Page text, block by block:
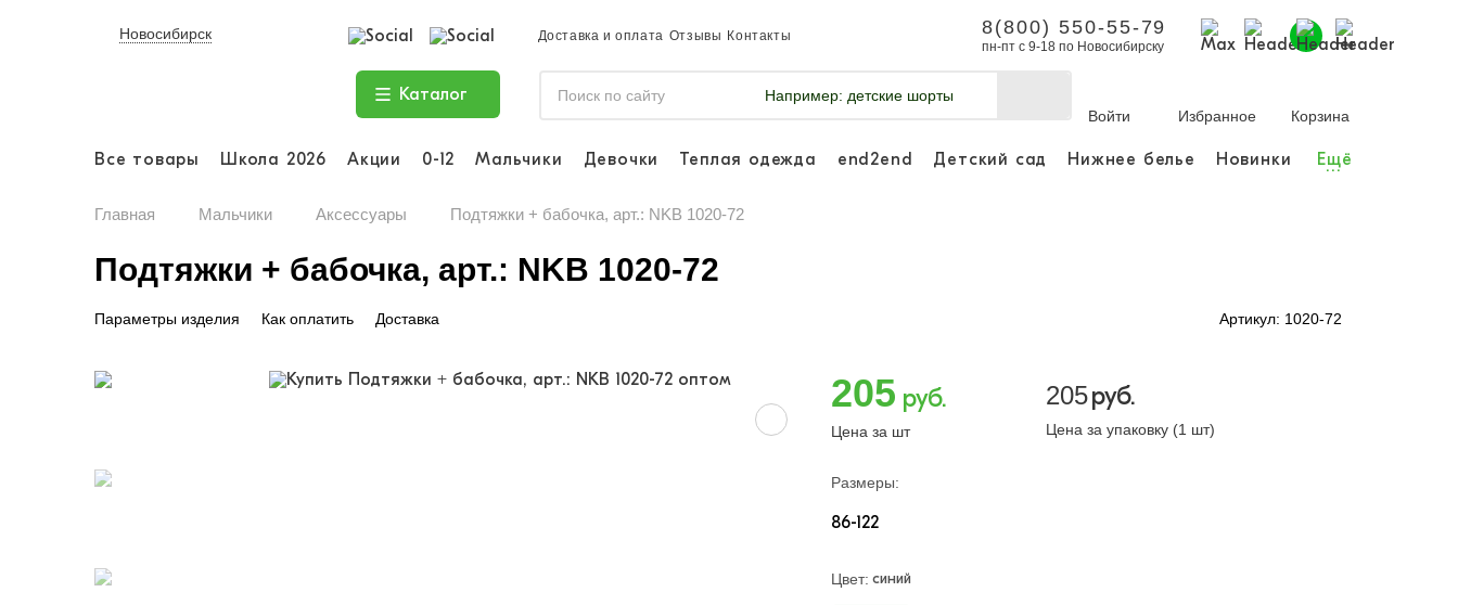
Новосибирск Доставка и оплата Отзывы Контакты 8(800) 550-55-79
пн-пт с 9-18 по Новосибирску
Каталог Например: детские шорты
Войти
Избранное Корзина
Все товары Школа 2026 Акции 0-12 Мальчики Девочки Теплая одежда end2end Детский сад Нижнее белье Новинки Ещё
...
Главная Мальчики Аксессуары Подтяжки + бабочка, арт.: NKB 1020-72
Подтяжки + бабочка, арт.: NKB 1020-72
Параметры изделия Как оплатить Доставка Артикул: 1020-72
205 руб.
Цена за шт
205руб.
Цена за упаковку (1 шт)
Размеры:
86-122
Цвет: синий